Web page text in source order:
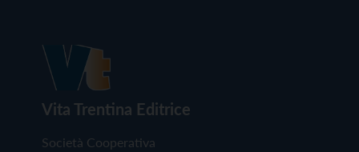
Vita Trentina Editrice
Società Cooperativa